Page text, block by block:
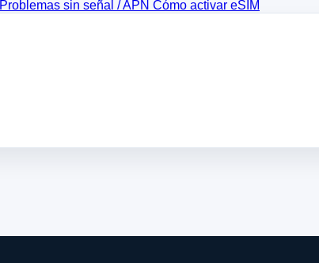
Problemas sin señal / APN Cómo activar eSIM